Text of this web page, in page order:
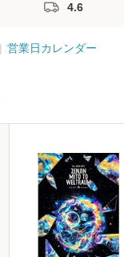
4.6
営業日カレンダー